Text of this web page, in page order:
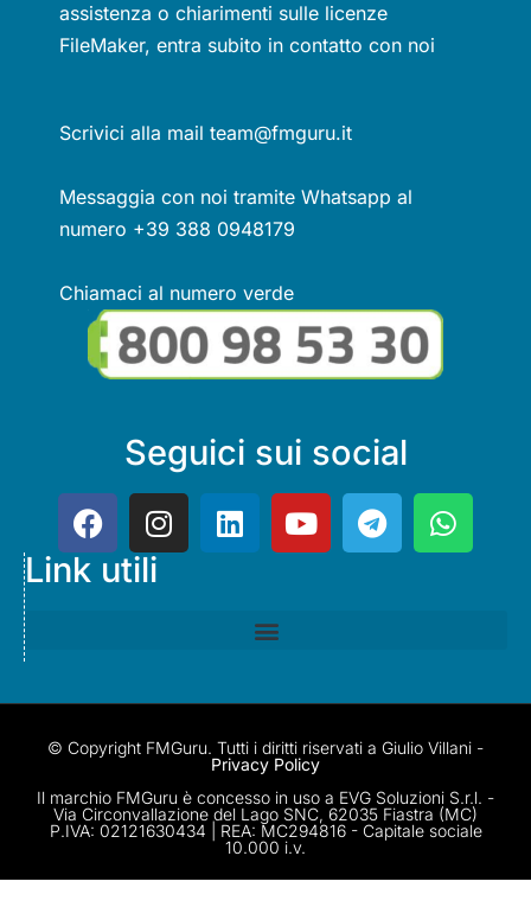
assistenza o chiarimenti sulle licenze
FileMaker, entra subito in contatto con noi
Scrivici alla mail team@fmguru.it
Messaggia con noi tramite Whatsapp al
numero +39 388 0948179
Chiamaci al numero verde
Seguici sui social
Link utili
© Copyright FMGuru. Tutti i diritti riservati a Giulio Villani -
Privacy Policy
Il marchio FMGuru è concesso in uso a EVG Soluzioni S.r.l. -
Via Circonvallazione del Lago SNC, 62035 Fiastra (MC)
P.IVA: 02121630434 | REA: MC294816 - Capitale sociale
10.000 i.v.